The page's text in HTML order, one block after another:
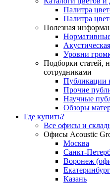
Палитра
Палитра
Полезная
Уровни
Подборки статей,
сотрудниками
Публикации
Прочие
Научные
Обзоры
Где купить?
Все офисы и
Офисы Acoustic
Москва
Санкт-
Воронеж
Екатеринбург
Казань